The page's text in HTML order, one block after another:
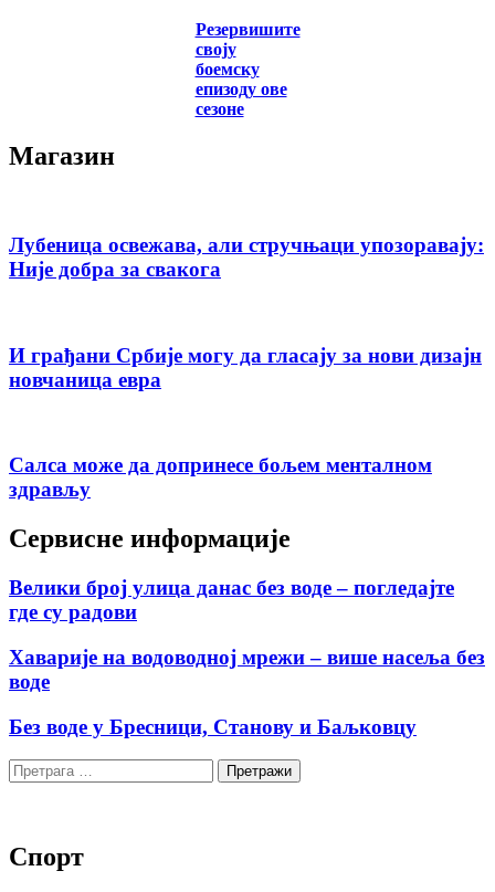
Резервишите
своју
боемску
епизоду ове
сезоне
Магазин
Лубеница освежава, али стручњаци упозоравају:
Није добра за свакога
И грађани Србије могу да гласају за нови дизајн
новчаница евра
Салса може да допринесе бољем менталном
здрављу
Сервисне информације
Велики број улица данас без воде – погледајте
где су радови
Хаварије на водоводној мрежи – више насеља без
воде
Без воде у Бресници, Станову и Баљковцу
Претрага
за:
Спорт